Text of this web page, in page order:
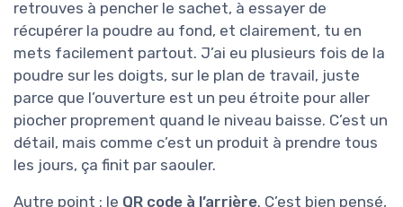
retrouves à pencher le sachet, à essayer de
récupérer la poudre au fond, et clairement, tu en
mets facilement partout. J’ai eu plusieurs fois de la
poudre sur les doigts, sur le plan de travail, juste
parce que l’ouverture est un peu étroite pour aller
piocher proprement quand le niveau baisse. C’est un
détail, mais comme c’est un produit à prendre tous
les jours, ça finit par saouler.
Autre point : le QR code à l’arrière. C’est bien pensé,